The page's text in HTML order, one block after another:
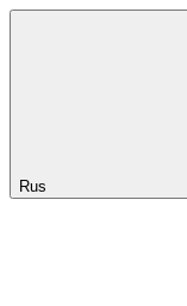
Rus